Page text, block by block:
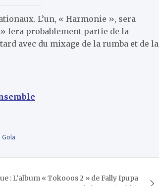
L’un, « Harmonie », sera
fera probablement partie de la
avec du mixage de la rumba et de la
: L’album « Tokooos 2 » de Fally Ipupa